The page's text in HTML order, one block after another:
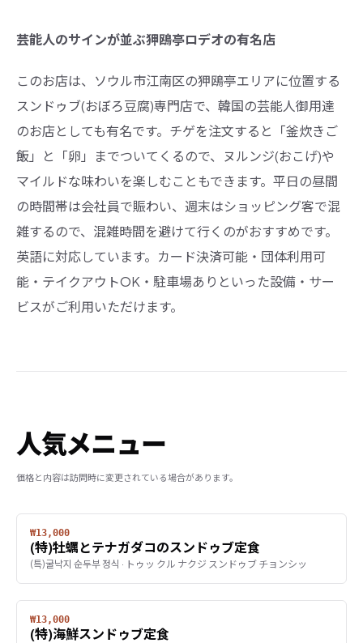
芸能人のサインが並ぶ狎鴎亭ロデオの有名店
このお店は、ソウル市江南区の狎鴎亭エリアに位置する
スンドゥブ(おぼろ豆腐)専門店で、韓国の芸能人御用達
のお店としても有名です。チゲを注文すると「釜炊きご
飯」と「卵」までついてくるので、ヌルンジ(おこげ)や
マイルドな味わいを楽しむこともできます。平日の昼間
の時間帯は会社員で賑わい、週末はショッピング客で混
雑するので、混雑時間を避けて行くのがおすすめです。
英語に対応しています。カード決済可能・団体利用可
能・テイクアウトOK・駐車場ありといった設備・サー
ビスがご利用いただけます。
人気メニュー
価格と内容は訪問時に変更されている場合があります。
₩13,000
(特)牡蠣とテナガダコのスンドゥブ定食
(특)굴낙지 순두부 정식 · トゥッ クル ナクジ スンドゥブ チョンシッ
₩13,000
(特)海鮮スンドゥブ定食